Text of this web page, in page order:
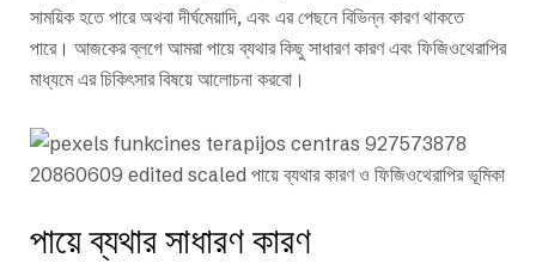
সাময়িক হতে পারে অথবা দীর্ঘমেয়াদি, এবং এর পেছনে বিভিন্ন কারণ থাকতে
পারে। আজকের ব্লগে আমরা পায়ে ব্যথার কিছু সাধারণ কারণ এবং ফিজিওথেরাপির
মাধ্যমে এর চিকিৎসার বিষয়ে আলোচনা করবো।
পায়ে ব্যথার সাধারণ কারণ